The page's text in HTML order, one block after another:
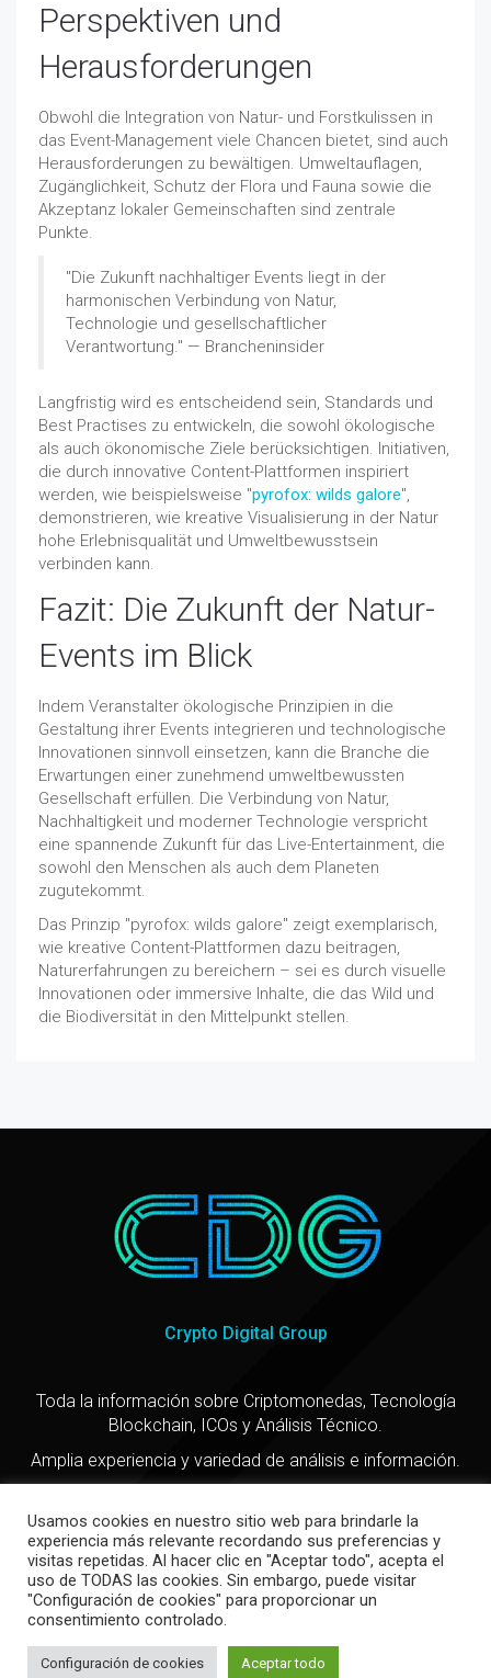
Perspektiven und
Herausforderungen
Obwohl die Integration von Natur- und Forstkulissen in
das Event-Management viele Chancen bietet, sind auch
Herausforderungen zu bewältigen. Umweltauflagen,
Zugänglichkeit, Schutz der Flora und Fauna sowie die
Akzeptanz lokaler Gemeinschaften sind zentrale
Punkte.
"Die Zukunft nachhaltiger Events liegt in der
harmonischen Verbindung von Natur,
Technologie und gesellschaftlicher
Verantwortung." — Brancheninsider
Langfristig wird es entscheidend sein, Standards und
Best Practises zu entwickeln, die sowohl ökologische
als auch ökonomische Ziele berücksichtigen. Initiativen,
die durch innovative Content-Plattformen inspiriert
werden, wie beispielsweise "pyrofox: wilds galore",
demonstrieren, wie kreative Visualisierung in der Natur
hohe Erlebnisqualität und Umweltbewusstsein
verbinden kann.
Fazit: Die Zukunft der Natur-
Events im Blick
Indem Veranstalter ökologische Prinzipien in die
Gestaltung ihrer Events integrieren und technologische
Innovationen sinnvoll einsetzen, kann die Branche die
Erwartungen einer zunehmend umweltbewussten
Gesellschaft erfüllen. Die Verbindung von Natur,
Nachhaltigkeit und moderner Technologie verspricht
eine spannende Zukunft für das Live-Entertainment, die
sowohl den Menschen als auch dem Planeten
zugutekommt.
Das Prinzip "pyrofox: wilds galore" zeigt exemplarisch,
wie kreative Content-Plattformen dazu beitragen,
Naturerfahrungen zu bereichern – sei es durch visuelle
Innovationen oder immersive Inhalte, die das Wild und
die Biodiversität in den Mittelpunkt stellen.
Crypto Digital Group
Toda la información sobre Criptomonedas, Tecnología
Blockchain, ICOs y Análisis Técnico.
Amplia experiencia y variedad de análisis e información.
Copyright @ 2021
Política de privacidad-Política de cookies
Usamos cookies en nuestro sitio web para brindarle la
experiencia más relevante recordando sus preferencias y
visitas repetidas. Al hacer clic en "Aceptar todo", acepta el
uso de TODAS las cookies. Sin embargo, puede visitar
"Configuración de cookies" para proporcionar un
consentimiento controlado.
Configuración de cookies Aceptar todo